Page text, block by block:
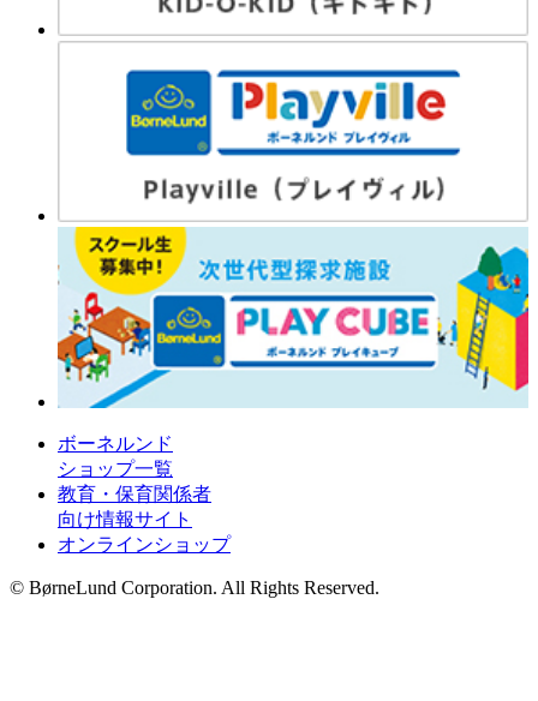
ボーネルンド
ショップ一覧
教育・保育関係者
向け情報サイト
オンラインショップ
© BørneLund Corporation. All Rights Reserved.